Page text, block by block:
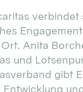
verbindet
Anita
und
gibt
Entwicklung